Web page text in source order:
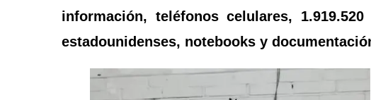
información, teléfonos celulares,
estadounidenses, notebooks y